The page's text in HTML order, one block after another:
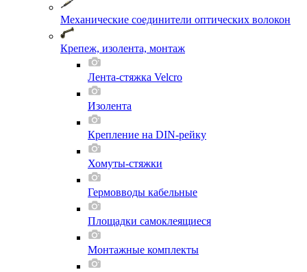
Механические соединители оптических волокон
Крепеж, изолента, монтаж
Лента-стяжка Velcro
Изолента
Крепление на DIN-рейку
Хомуты-стяжки
Гермовводы кабельные
Площадки самоклеящиеся
Монтажные комплекты